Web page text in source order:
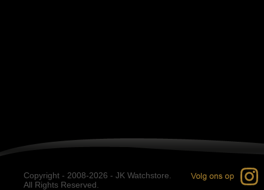
Copyright - 2008-2026 - JK Watchstore.
All Rights Reserved.